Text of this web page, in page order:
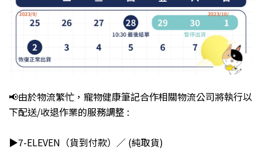
📢由於物流繁忙 ， 寵物健康筆記合作相關物流公司將執行以
下配送/收退作業的服務調整 :
▶7-ELEVEN（貨到付款）／ (純取貨)